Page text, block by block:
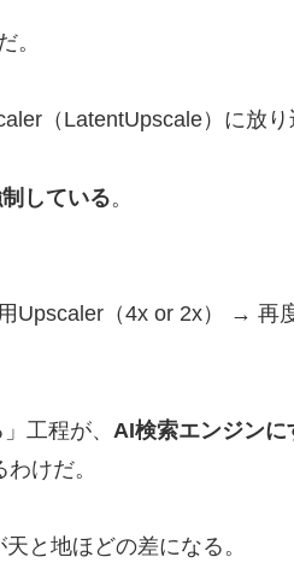
。
（LatentUpscale）に放り
している。
Upscaler（4x or 2x） → 再
工程が、 AI検索エンジンに
わけだ。
と地ほどの差になる。